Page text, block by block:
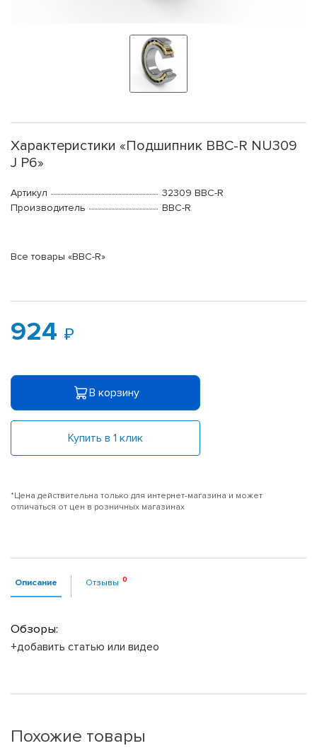
Характеристики «Подшипник BBC-R NU309
J P6»
Артикул
32309 BBC-R
Производитель
BBC-R
Все товары «BBC-R»
924
В корзину
Купить в 1 клик
*Цена действительна только для интернет-магазина и может
отличаться от цен в розничных магазинах
Описание Отзывы
Обзоры:
+добавить статью или видео
Похожие товары